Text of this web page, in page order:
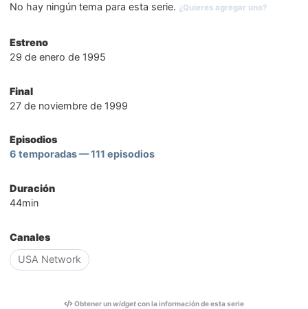
No hay ningún tema para esta serie. ¿Quieres agregar uno?
Estreno
29 de enero de 1995
Final
27 de noviembre de 1999
Episodios
6 temporadas — 111 episodios
Duración
44min
Canales
USA Network
Obtener unwidgetcon la información de esta serie